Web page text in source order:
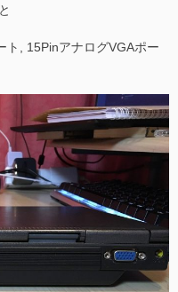
ト, 15PinアナログVGAポー